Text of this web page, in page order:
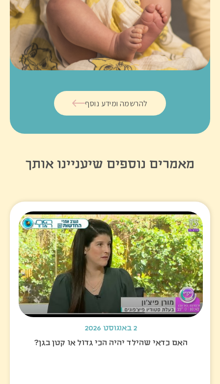
להרשמה ומידע נוסף
מאמרים נוספים שיעניינו אותך
2 באוגוסט 2026
האם כדאי שהילד יהיה הכי גדול או קטן בגן?